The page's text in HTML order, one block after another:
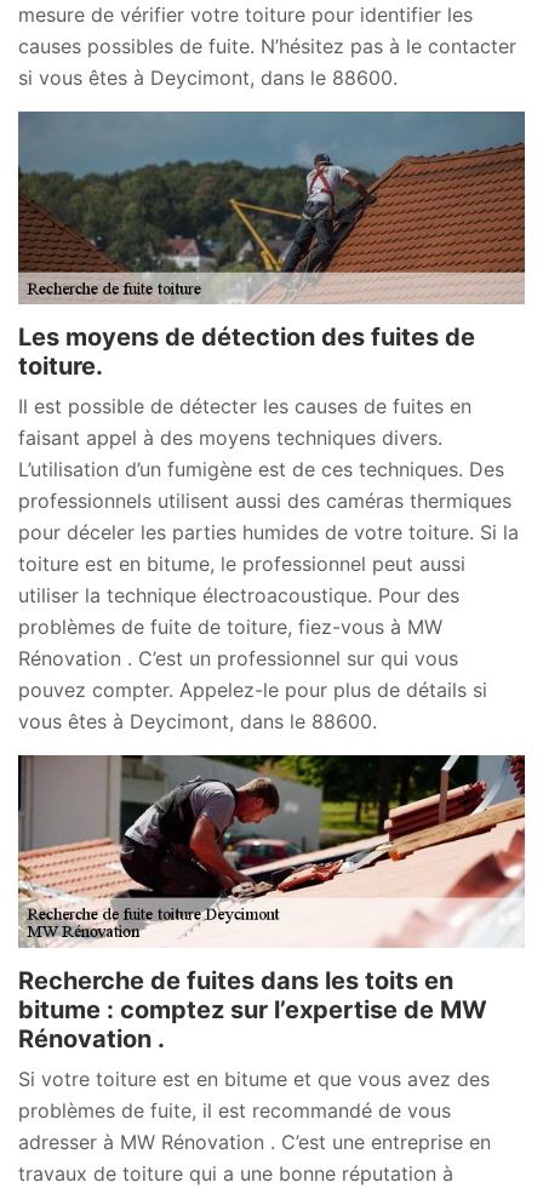
mesure de vérifier votre toiture pour identifier les
causes possibles de fuite. N’hésitez pas à le contacter
si vous êtes à Deycimont, dans le 88600.
Les moyens de détection des fuites de
toiture.
Il est possible de détecter les causes de fuites en
faisant appel à des moyens techniques divers.
L’utilisation d’un fumigène est de ces techniques. Des
professionnels utilisent aussi des caméras thermiques
pour déceler les parties humides de votre toiture. Si la
toiture est en bitume, le professionnel peut aussi
utiliser la technique électroacoustique. Pour des
problèmes de fuite de toiture, fiez-vous à MW
Rénovation . C’est un professionnel sur qui vous
pouvez compter. Appelez-le pour plus de détails si
vous êtes à Deycimont, dans le 88600.
Recherche de fuites dans les toits en
bitume : comptez sur l’expertise de MW
Rénovation .
Si votre toiture est en bitume et que vous avez des
problèmes de fuite, il est recommandé de vous
adresser à MW Rénovation . C’est une entreprise en
travaux de toiture qui a une bonne réputation à